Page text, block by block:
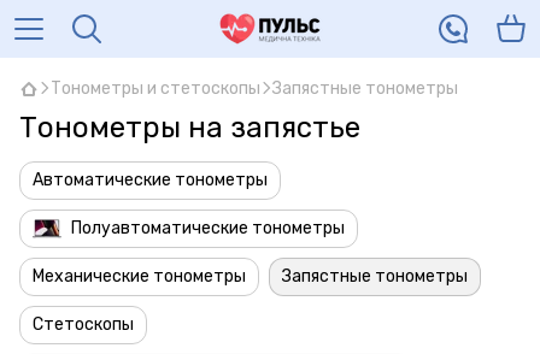
Тонометры и стетоскопы Запястные тонометры
Тонометры на запястье
Автоматические тонометры
Полуавтоматические тонометры
Механические тонометры Запястные тонометры
Стетоскопы